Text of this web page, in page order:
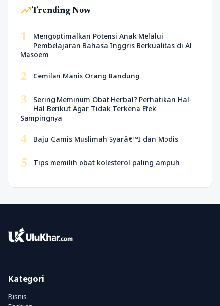
trending_upTrending Now
1
Mengoptimalkan Potensi Anak Melalui
Pembelajaran Bahasa Inggris Berkualitas di Al
Masoem
2 Cemilan Manis Orang Bandung
3
Sering Meminum Obat Herbal? Perhatikan Hal-
Hal Berikut Agar Tidak Terkena Efek
Sampingnya
4 Baju Gamis Muslimah Syarâ€™I dan Modis
5 Tips memilih obat kolesterol paling ampuh
Kategori
Bisnis